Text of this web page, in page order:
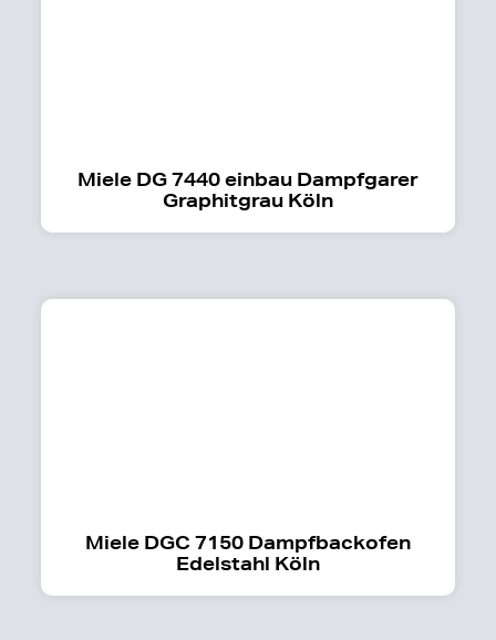
Miele DG 7440 einbau Dampfgarer
Graphitgrau Köln
Miele DGC 7150 Dampfbackofen
Edelstahl Köln